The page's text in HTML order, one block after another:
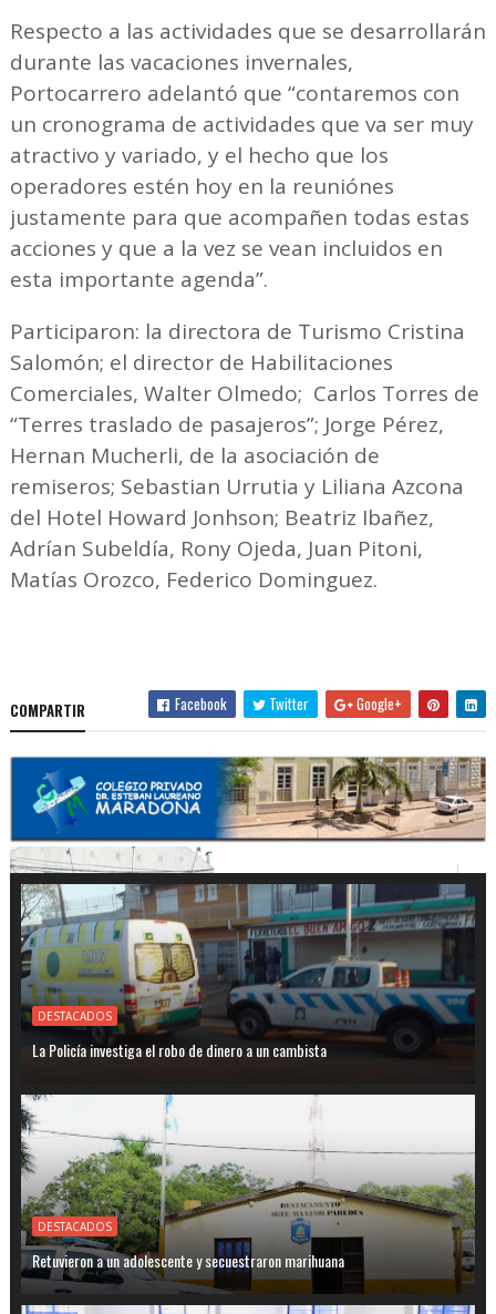
Respecto a las actividades que se desarrollarán
durante las vacaciones invernales,
Portocarrero adelantó que “contaremos con
un cronograma de actividades que va ser muy
atractivo y variado, y el hecho que los
operadores estén hoy en la reuniónes
justamente para que acompañen todas estas
acciones y que a la vez se vean incluidos en
esta importante agenda”.
Participaron: la directora de Turismo Cristina
Salomón; el director de Habilitaciones
Comerciales, Walter Olmedo; Carlos Torres de
“Terres traslado de pasajeros”; Jorge Pérez,
Hernan Mucherli, de la asociación de
remiseros; Sebastian Urrutia y Liliana Azcona
del Hotel Howard Jonhson; Beatriz Ibañez,
Adrían Subeldía, Rony Ojeda, Juan Pitoni,
Matías Orozco, Federico Dominguez.
COMPARTIR Facebook Twitter Google+
DESTACADOS
La Policía investiga el robo de dinero a un cambista
DESTACADOS
Retuvieron a un adolescente y secuestraron marihuana